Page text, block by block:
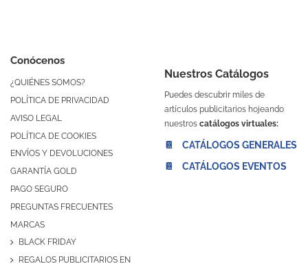
Conócenos
¿QUIÉNES SOMOS?
POLÍTICA DE PRIVACIDAD
AVISO LEGAL
POLÍTICA DE COOKIES
ENVÍOS Y DEVOLUCIONES
GARANTÍA GOLD
PAGO SEGURO
PREGUNTAS FRECUENTES
MARCAS
BLACK FRIDAY
REGALOS PUBLICITARIOS EN
Nuestros Catálogos
Puedes descubrir miles de
artículos publicitarios hojeando
nuestros catálogos virtuales:
📔 CATÁLOGOS GENERALES
📔 CATÁLOGOS EVENTOS